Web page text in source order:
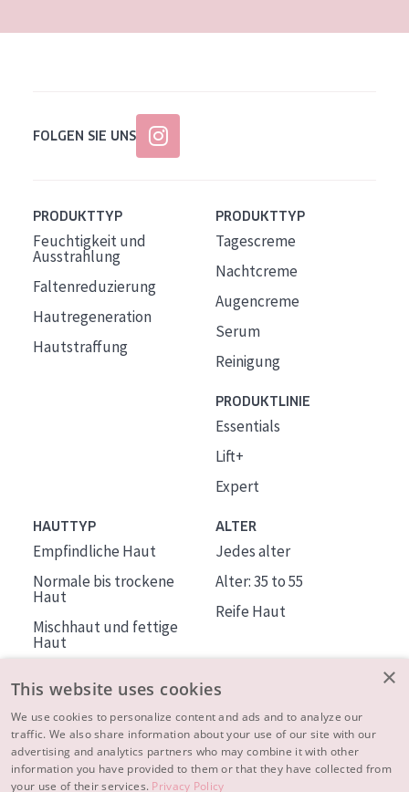
Reife Haut
FOLGEN SIE UNS
PRODUKTTYP
Feuchtigkeit und
Ausstrahlung
Faltenreduzierung
Hautregeneration
Hautstraffung
PRODUKTTYP
Tagescreme
Nachtcreme
Augencreme
Serum
Reinigung
PRODUKTLINIE
Essentials
Lift+
Expert
HAUTTYP
Empfindliche Haut
Normale bis trockene
Haut
Mischhaut und fettige
Haut
Haut
ALTER
Jedes alter
Alter: 35 to 55
Reife Haut
ÜBER DIADERMINE
Mehr über uns
×
This website uses cookies
We use cookies to personalize content and ads and to analyze our
traffic. We also share information about your use of our site with our
advertising and analytics partners who may combine it with other
information you have provided to them or that they have collected from
your use of their services. Privacy Policy